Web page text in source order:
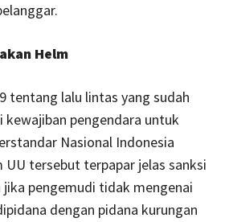
Helm
tentang lalu lintas yang sudah
pengendara untuk
Nasional Indonesia
UU tersebut terpapar jelas sanksi
pengemudi tidak mengenai
dengan pidana kurungan